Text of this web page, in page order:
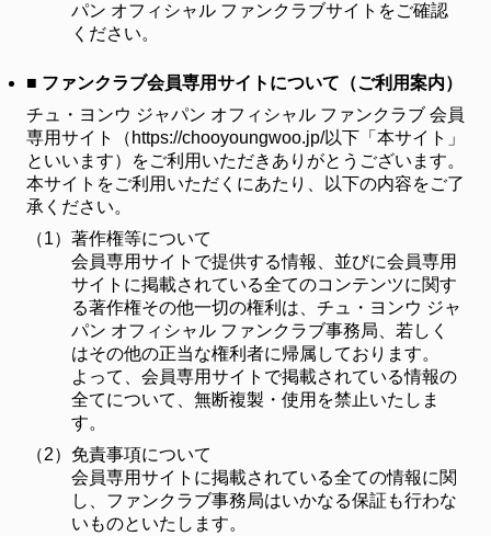
パン オフィシャル ファンクラブサイトをご確認
ください。
■ ファンクラブ会員専用サイトについて（ご利用案内）
チュ・ヨンウ ジャパン オフィシャル ファンクラブ 会員
専用サイト（https://chooyoungwoo.jp/以下「本サイト」
といいます）をご利用いただきありがとうございます。
本サイトをご利用いただくにあたり、以下の内容をご了
承ください。
（1） 著作権等について
会員専用サイトで提供する情報、並びに会員専用
サイトに掲載されている全てのコンテンツに関す
る著作権その他一切の権利は、チュ・ヨンウ ジャ
パン オフィシャル ファンクラブ事務局、若しく
はその他の正当な権利者に帰属しております。
よって、会員専用サイトで掲載されている情報の
全てについて、無断複製・使用を禁止いたしま
す。
（2） 免責事項について
会員専用サイトに掲載されている全ての情報に関
し、ファンクラブ事務局はいかなる保証も行わな
いものといたします。